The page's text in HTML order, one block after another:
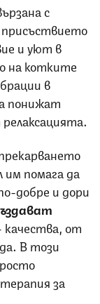
с
присъствието
и уют в
на котките
в
понижат
помага да
добре и дори
качества, от
В този
за